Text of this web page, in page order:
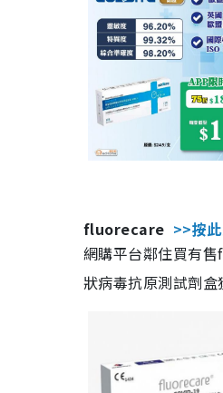
fluorecare >>按
網購平台鄰住買有
狀病毒抗原測試劑